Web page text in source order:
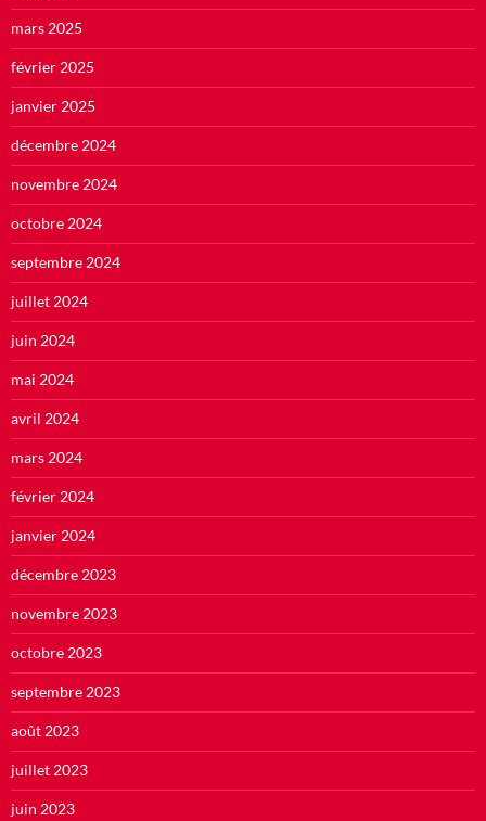
mars 2025
février 2025
janvier 2025
décembre 2024
novembre 2024
octobre 2024
septembre 2024
juillet 2024
juin 2024
mai 2024
avril 2024
mars 2024
février 2024
janvier 2024
décembre 2023
novembre 2023
octobre 2023
septembre 2023
août 2023
juillet 2023
juin 2023